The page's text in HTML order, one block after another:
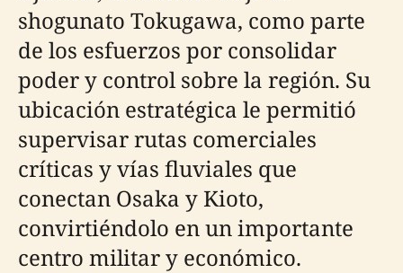
shogunato Tokugawa, como parte
de los esfuerzos por consolidar
poder y control sobre la región. Su
ubicación estratégica le permitió
supervisar rutas comerciales
críticas y vías fluviales que
conectan Osaka y Kioto,
convirtiéndolo en un importante
centro militar y económico.